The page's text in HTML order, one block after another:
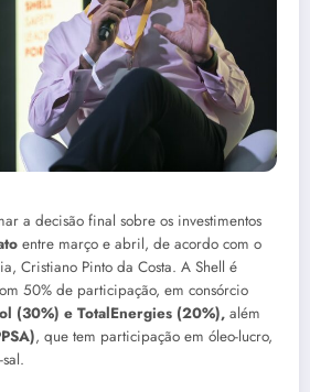
a decisão final sobre os investimentos
entre março e abril, de acordo com o
Cristiano Pinto da Costa. A Shell é
50% de participação, em consórcio
(30%) e TotalEnergies (20%), além
, que tem participação em óleo-lucro,